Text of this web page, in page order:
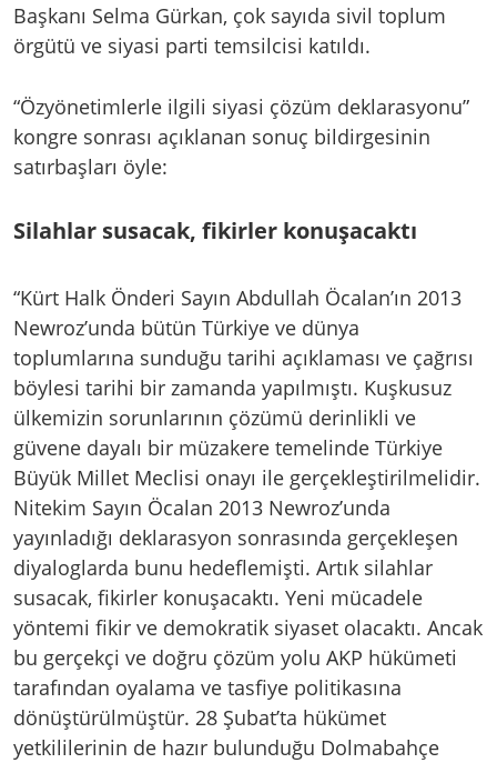
Başkanı Selma Gürkan, çok sayıda sivil toplum
örgütü ve siyasi parti temsilcisi katıldı.
“Özyönetimlerle ilgili siyasi çözüm deklarasyonu”
kongre sonrası açıklanan sonuç bildirgesinin
satırbaşları öyle:
Silahlar susacak, fikirler konuşacaktı
“Kürt Halk Önderi Sayın Abdullah Öcalan’ın 2013
Newroz’unda bütün Türkiye ve dünya
toplumlarına sunduğu tarihi açıklaması ve çağrısı
böylesi tarihi bir zamanda yapılmıştı. Kuşkusuz
ülkemizin sorunlarının çözümü derinlikli ve
güvene dayalı bir müzakere temelinde Türkiye
Büyük Millet Meclisi onayı ile gerçekleştirilmelidir.
Nitekim Sayın Öcalan 2013 Newroz’unda
yayınladığı deklarasyon sonrasında gerçekleşen
diyaloglarda bunu hedeflemişti. Artık silahlar
susacak, fikirler konuşacaktı. Yeni mücadele
yöntemi fikir ve demokratik siyaset olacaktı. Ancak
bu gerçekçi ve doğru çözüm yolu AKP hükümeti
tarafından oyalama ve tasfiye politikasına
dönüştürülmüştür. 28 Şubat’ta hükümet
yetkililerinin de hazır bulunduğu Dolmabahçe